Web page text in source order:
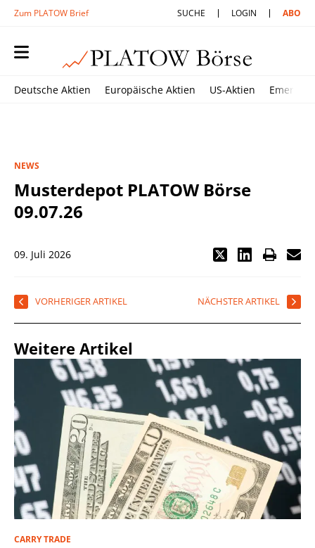
Zum PLATOW Brief SUCHE LOGIN ABO
Deutsche Aktien Europäische Aktien US-Aktien
NEWS
Musterdepot PLATOW Börse
09.07.26
09. Juli 2026
VORHERIGER ARTIKEL NÄCHSTER ARTIKEL
Weitere Artikel
CARRY TRADE